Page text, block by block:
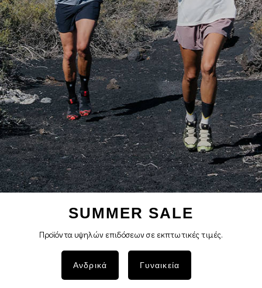
SUMMER SALE
Προϊόντα υψηλών επιδόσεων σε εκπτωτικές τιμές.
Ανδρικά Γυναικεία